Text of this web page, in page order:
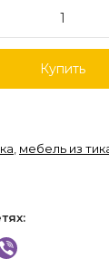
Купить
, мебель из